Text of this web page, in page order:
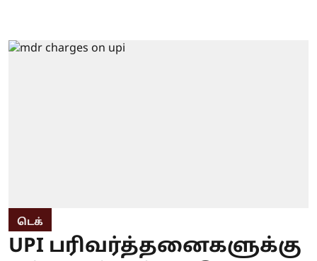
டெக்
UPI பரிவர்த்தனைகளுக்கு